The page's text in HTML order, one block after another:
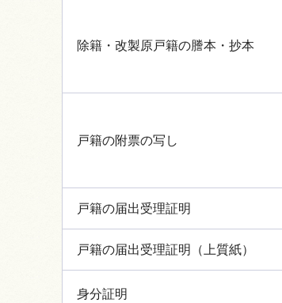
除籍・改製原戸籍の謄本・抄本
戸籍の附票の写し
戸籍の届出受理証明
戸籍の届出受理証明（上質紙）
身分証明